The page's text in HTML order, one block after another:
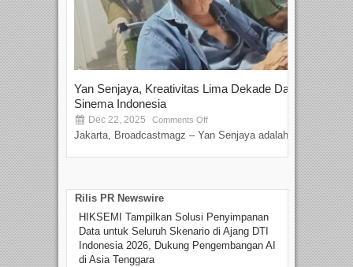
Yan Senjaya, Kreativitas Lima Dekade Dalam
Sinema Indonesia
Dec 22, 2025 Comments Off
Jakarta, Broadcastmagz – Yan Senjaya adalah...
Rilis PR Newswire
HIKSEMI Tampilkan Solusi Penyimpanan
Data untuk Seluruh Skenario di Ajang DTI
Indonesia 2026, Dukung Pengembangan AI
di Asia Tenggara